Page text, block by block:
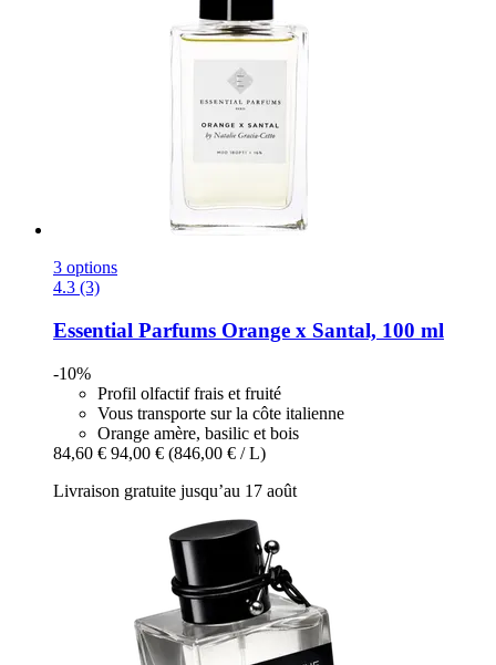
3 options
4.3 (3)
Essential Parfums Orange x Santal, 100 ml
-10%
Profil olfactif frais et fruité
Vous transporte sur la côte italienne
Orange amère, basilic et bois
84,60 € 94,00 € (846,00 € / L)
Livraison gratuite jusqu’au 17 août